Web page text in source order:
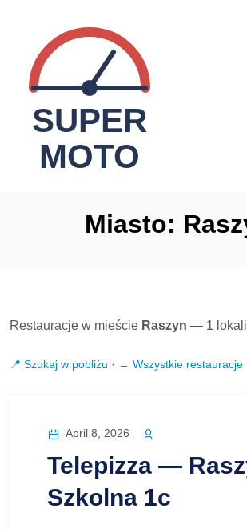
Miasto:
Restauracje w mieście Raszyn — 1 lokali
📍 Szukaj w pobliżu · ← Wszystkie restauracje
April 8, 2026
Telepizza —
Szkolna 1c